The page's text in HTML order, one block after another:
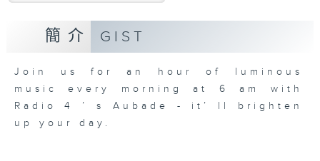
簡介 GIST
Join us for an hour of luminous
music every morning at 6 am with
Radio 4 ’ s Aubade - it’ ll brighten
up your day.